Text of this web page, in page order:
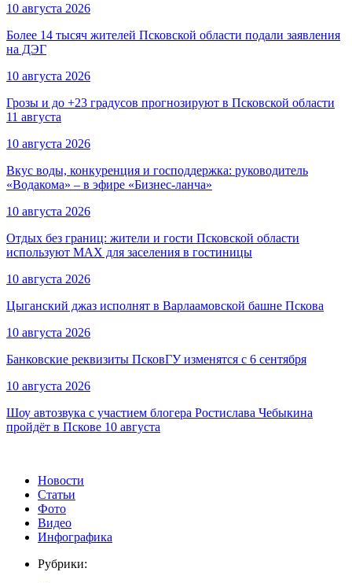
10 августа 2026
Более 14 тысяч жителей Псковской области подали заявления
на ДЭГ
10 августа 2026
Грозы и до +23 градусов прогнозируют в Псковской области
11 августа
10 августа 2026
Вкус воды, конкуренция и господдержка: руководитель
«Водакома» – в эфире «Бизнес-ланча»
10 августа 2026
Отдых без границ: жители и гости Псковской области
используют MAX для заселения в гостиницы
10 августа 2026
Цыганский джаз исполнят в Варлаамовской башне Пскова
10 августа 2026
Банковские реквизиты ПсковГУ изменятся с 6 сентября
10 августа 2026
Шоу автозвука с участием блогера Ростислава Чебыкина
пройдёт в Пскове 10 августа
Новости
Статьи
Фото
Видео
Инфографика
Рубрики: